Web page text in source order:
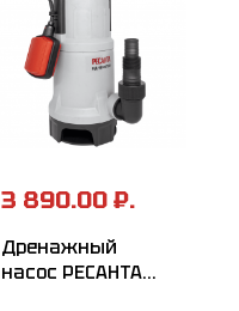
3 890.00 ₽.
Дренажный
насос РЕСАНТА